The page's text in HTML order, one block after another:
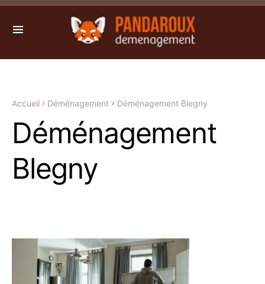
Accueil Déménagement Déménagement Blegny
Déménagement
Blegny